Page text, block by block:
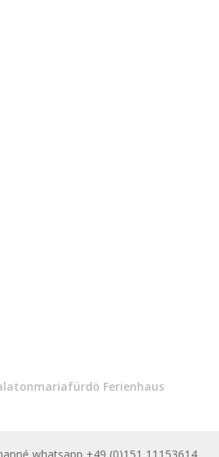
Ferienhaus